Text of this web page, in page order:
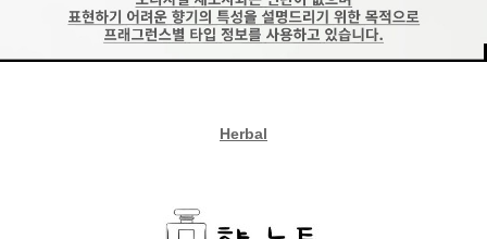
Herbal